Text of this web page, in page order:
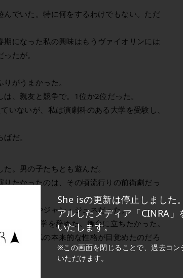
She isの更新は停止しました
アルしたメディア「CINRA」
いたします。
※この画面を閉じることで、過去コン
いただけます。
でいた。特に何をするわけでもない。ただ
になった私の興味はもうヴァイオリンには
たが。
がうまかった。
、親友と競争で。1位か2位だった。
いないが、私は演劇科のある大学を受験し、
だ。
。男の子たちとも遊んだ。
たかったのは、その頃流行りの前衛劇だっ
ラバルやジャン・ジュネだった。
2年で大学を辞めた。舞台に立ちたかった。
という私の本来的な性格が目覚めたのだろ